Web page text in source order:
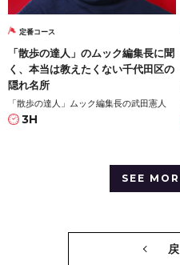
定番コース
「散歩の達人」のムック編集長に聞
く、本当は教えたくない千代田区の
隠れ名所
「散歩の達人」ムック編集長の武田憲人
3H
SEE